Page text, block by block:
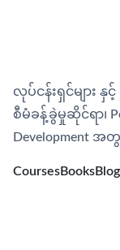
လုပ်ငန်းရှင်များ နှ
စီမံခန့်ခွဲမှုဆိုင်ရာ၊​
Development
CoursesBooks